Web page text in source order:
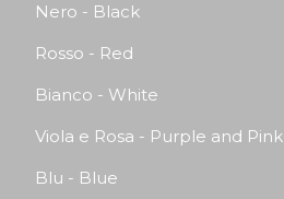
Nero - Black
Rosso - Red
Bianco - White
Viola e Rosa - Purple and Pink
Blu - Blue